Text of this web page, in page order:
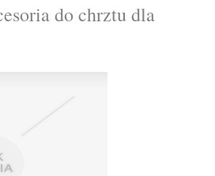
do chrztu dla